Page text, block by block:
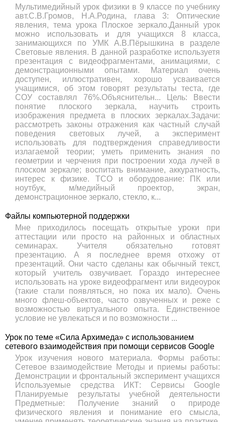
Мультимедийный урок физики в 9 классе по учебнику
авт.С.В.Громов, Н.А.Родина, глава 3: Оптические
явления, тема урока Плоское зеркало.Данный урок
можно использовать и для учащихся 8 класса,
занимающихся по УМК А.В.Пёрышкина в разделе
Световые явления. В данной разработке используетя
презентация с видеофрагментами, анимациями, с
демонстрационными опытами. Материал очень
доступен, иллюстративен, хорошо усваивается
учащимися, об этом говорят результаты теста, где
СОУ составлял 76%.Объяснительн... Цель: Ввести
понятие плоского зеркала, научить строить
изображения предмета в плоских зеркалах.Задачи:
рассмотреть законы отражения как частный случай
поведения световых лучей, а эксперимент
использовать для подтверждения справедливости
излагаемой теории; уметь применить знания по
геометрии и черчения при построении хода лучей в
плоском зеркале; воспитать внимание, аккуратность,
интерес к физике. ТСО и оборудование: ПК или
ноутбук, м/медийный проектор, экран,
демонстрационное зеркало, стекло, к...
Файлы компьютерной поддержки
Мне приходилось посещать открытые уроки при
аттестации или просто на районных и областных
семинарах. Учителя обязательно готовят
презентацию. А я последнее время отхожу от
презентаций. Они часто сделаны как обычный текст,
который учитель озвучивает. Гораздо интереснее
использовать на уроке видеофрагмент или видеоурок
(такие стали появляться, но пока их мало). Очень
много флеш-объектов, часто озвученных и реже с
возможностью виртуального опыта. Единственное
условие не увлекаться и по возможности ...
Урок по теме «Сила Архимеда» с использованием
сетевого взаимодействия при помощи сервисов Google
Урок изучения нового материала. Формы работы:
Сетевое взаимодействие Методы и приемы работы:
Демонстрации и фронтальный эксперимент учащихся
Используемые средства ИКТ: Сервисы Google
Планируемые результаты учебной деятельности
Предметные: Получение знаний о природе
физического явления и понимание его смысла,